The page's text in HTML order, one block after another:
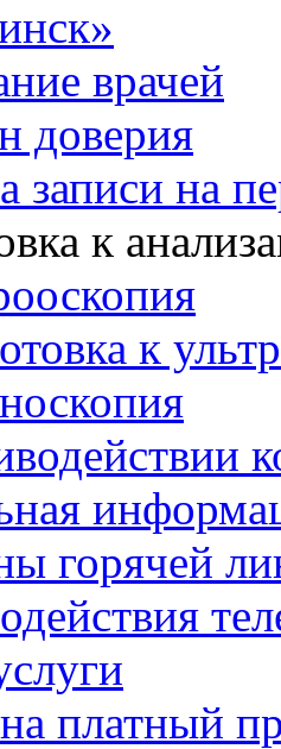
врачей
доверия
записи на
к
к
горячей
платный